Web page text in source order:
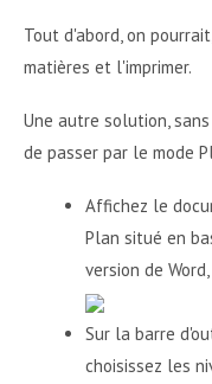
Tout d'abord, on
matières et l'imprimer.
Une autre solution,
de passer par le mode
Affichez le
Plan situé en
version de
Sur la barre
choisissez les